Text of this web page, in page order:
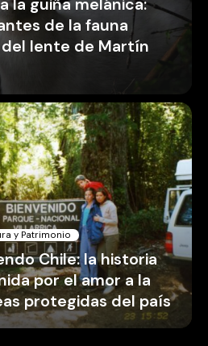
la güiña melánica:
de la fauna
lente de Martín
y Patrimonio
Chile: la historia
por el amor a la
protegidas del país